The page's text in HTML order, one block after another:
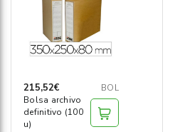
Informática
Mobiliario
Seguridad
215,52€
BOL
Bolsa archivo
definitivo (100
u)